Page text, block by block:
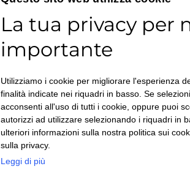
Privacy Policy*
ISCRIVITI
La tua privacy per
importante
Utilizziamo i cookie per migliorare l'esperienza
finalità indicate nei riquadri in basso. Se
acconsenti all'uso di tutti i cookie, oppure puoi
autorizzi ad utilizzare selezionando i riquadri in
ulteriori informazioni sulla nostra politica sui
sulla privacy.
Leggi di più